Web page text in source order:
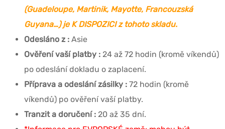
(Guadeloupe, Martinik, Mayotte, Francouzská
Guyana…) je K DISPOZICI z tohoto skladu.
Odesláno z : Asie
Ověření vaší platby : 24 až 72 hodin (kromě víkendů)
po odeslání dokladu o zaplacení.
Příprava a odeslání zásilky : 72 hodin (kromě
víkendů) po ověření vaší platby.
Tranzit a doručení : 20 až 35 dní.